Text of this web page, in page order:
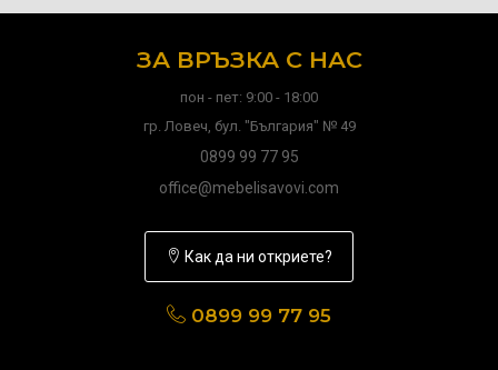
ЗА ВРЪЗКА С НАС
пон - пет: 9:00 - 18:00
гр. Ловеч, бул. "България" № 49
0899 99 77 95
office@mebelisavovi.com
Как да ни откриете?
0899 99 77 95